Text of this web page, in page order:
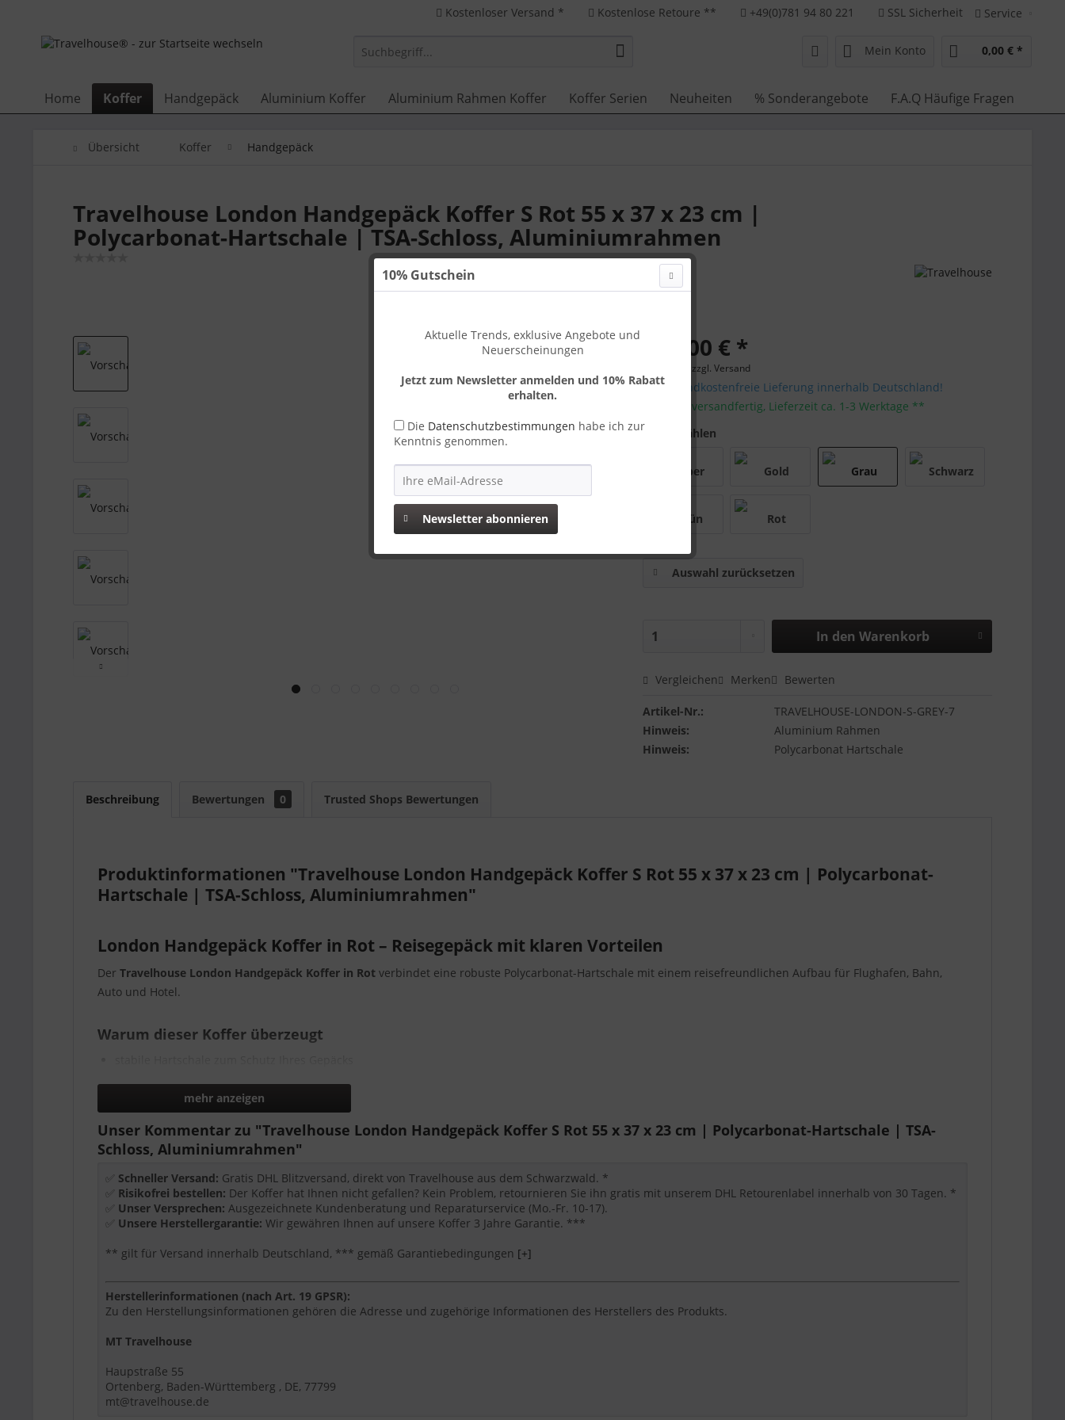
Service
Kostenloser Versand * Kostenlose Retoure ** +49(0)781 94 80 221 SSL Sicherheit
Mein Konto 0,00 € *
Home Koffer Handgepäck Aluminium Koffer Aluminium Rahmen Koffer Koffer Serien Neuheiten % Sonderangebote F.A.Q Häufige Fragen
Übersicht Koffer Handgepäck
Travelhouse London Handgepäck Koffer S Rot 55 x 37 x 23 cm |
Polycarbonat-Hartschale | TSA-Schloss, Aluminiumrahmen
149,00 € *
zzgl. Versand
Versandkostenfreie Lieferung innerhalb Deutschland!
Sofort versandfertig, Lieferzeit ca. 1-3 Werktage **
Farbe wählen
Auswahl zurücksetzen
In den Warenkorb
Vergleichen Merken Bewerten
Artikel-Nr.:
TRAVELHOUSE-LONDON-S-GREY-7
Hinweis:
Aluminium Rahmen
Hinweis:
Polycarbonat Hartschale
Beschreibung Bewertungen 0 Trusted Shops Bewertungen
Produktinformationen "Travelhouse London Handgepäck Koffer S Rot 55 x 37 x 23 cm | Polycarbonat-
Hartschale | TSA-Schloss, Aluminiumrahmen"
London Handgepäck Koffer in Rot – Reisegepäck mit klaren Vorteilen
Der Travelhouse London Handgepäck Koffer in Rot verbindet eine robuste Polycarbonat-Hartschale mit einem reisefreundlichen Aufbau für Flughafen, Bahn,
Auto und Hotel.
Warum dieser Koffer überzeugt
übersichtlicher Innenraum für Kleidung, Technik und Reiseutensilien
geeignet für Urlaub, Businessreise und Alltag
Wichtige Ausstattung
TSA-Schloss
Aluminiumrahmen
zipperless Design
360° Rollen
Produktdetails
Größe:S
Maße:55 x 37 x 23 cm
Volumen:47 L
Material:Polycarbonat-Hartschale
Für wen eignet sich dieser Artikel?
Dieser Artikel ist eine passende Wahl, wenn Sie nach einem handgepäck koffer von Travelhouse suchen, der robust, komfortabel und suchmaschinenklar
mehr anzeigen
Unser Kommentar zu "Travelhouse London Handgepäck Koffer S Rot 55 x 37 x 23 cm | Polycarbonat-Hartschale | TSA-
Schloss, Aluminiumrahmen"
Schneller Versand: Gratis DHL Blitzversand, direkt von Travelhouse aus dem Schwarzwald. *
Risikofrei bestellen: Der Koffer hat Ihnen nicht gefallen? Kein Problem, retournieren Sie ihn gratis mit unserem DHL Retourenlabel innerhalb von 30 Tagen. *
Unser Versprechen: Ausgezeichnete Kundenberatung und Reparaturservice (Mo.-Fr. 10-17).
Unsere Herstellergarantie: Wir gewähren Ihnen auf unsere Koffer 3 Jahre Garantie. ***
** gilt für Versand innerhalb Deutschland, *** gemäß Garantiebedingungen [+]
Herstellerinformationen (nach Art. 19 GPSR):
Zu den Herstellungsinformationen gehören die Adresse und zugehörige Informationen des Herstellers des Produkts.
MT Travelhouse
Haupstraße 55
Ortenberg, Baden-Württemberg , DE, 77799
mt@travelhouse.de
10% Gutschein
Aktuelle Trends, exklusive Angebote und
Neuerscheinungen
Jetzt zum Newsletter anmelden und 10% Rabatt
erhalten.
Die Datenschutzbestimmungen habe ich zur
Kenntnis genommen.
Newsletter abonnieren